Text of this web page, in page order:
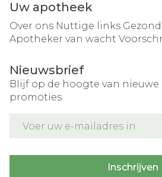
Uw apotheek
Over ons Nuttige links
Apotheker van wacht
Nieuwsbrief
Blijf op de hoogte van
promoties
Inschrijven